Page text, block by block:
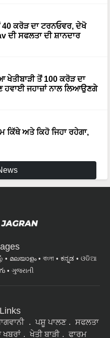
ਕਰੋੜ ਦਾ ਟਰਨਓਵਰ, ਦੇਖੋ
ਦੀ ਸਫਲਤਾ ਦੀ ਸ਼ਾਨਦਾਰ
ਤੋਂ 100 ਕਰੋੜ ਦਾ
ਹਵਾਈ ਜਹਾਜ਼ਾਂ ਨਾਲ ਲਿਆਉਣਗੇ
ਅਤੇ ਕਿਹੋ ਜਿਹਾ ਰਹੇਗਾ,
മലയാളം বাংলা ಕನ್ನಡ
ଓଡିଆ
ગુજરાતી
ਪਸ਼ੂ ਪਾਲਣ
ਸਫਲਤਾ
ਖਬਰਾਂ ਖੇਤੀ ਬਾੜੀ ਫਾਰਮ